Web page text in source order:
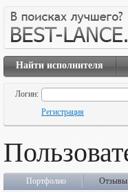
Найти исполнителя
Логин:
Регистрация
Портфолио Отзывы